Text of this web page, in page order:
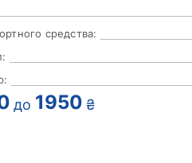
средства:
до 1950 ₴